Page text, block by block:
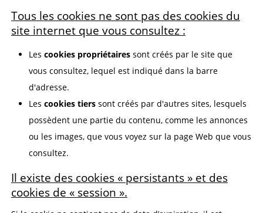
Tous les cookies ne sont pas des cookies du
site internet que vous consultez :
Lescookies propriétaires sont créés par le site que
vous consultez, lequel est indiqué dans la barre
d'adresse.
Lescookies tiers sont créés par d'autres sites, lesquels
possèdent une partie du contenu, comme les annonces
ou les images, que vous voyez sur la page Web que vous
consultez.
Il existe des cookies « persistants » et des
cookies de « session ».